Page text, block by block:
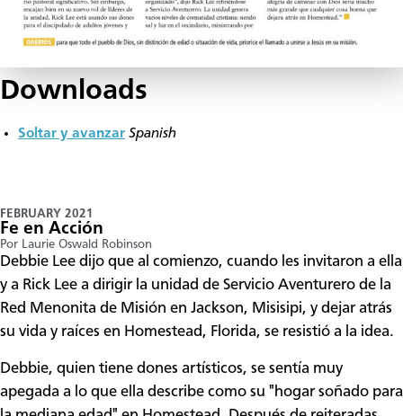
Downloads
Soltar y avanzar Spanish
FEBRUARY 2021
Fe en Acción
Por Laurie Oswald Robinson
Debbie Lee dijo que al comienzo, cuando les invitaron a ella
y a Rick Lee a dirigir la unidad de Servicio Aventurero de la
Red Menonita de Misión en Jackson, Misisipi, y dejar atrás
su vida y raíces en Homestead, Florida, se resistió a la idea.
Debbie, quien tiene dones artísticos, se sentía muy
apegada a lo que ella describe como su "hogar soñado para